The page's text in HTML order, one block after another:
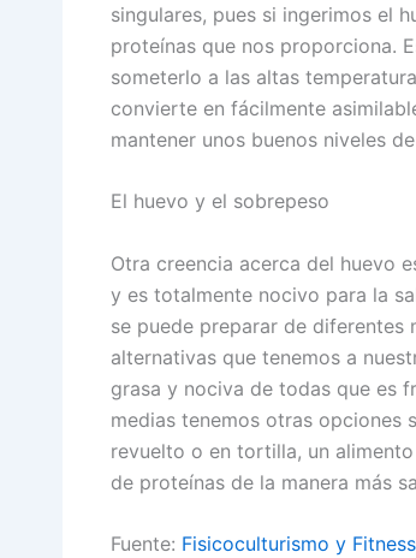
singulares, pues si ingerimos el
proteínas que nos proporciona.
someterlo a las altas
convierte en fácilmente
mantener unos buenos niveles
El huevo y el sobrepeso
Otra creencia acerca del huevo
y es totalmente nocivo para la
se puede preparar de diferentes
alternativas que tenemos a
grasa y nociva de todas que es
medias tenemos otras opciones
revuelto o en tortilla, un
de proteínas de la manera más
Fuente: Fisicoculturismo y Fitness